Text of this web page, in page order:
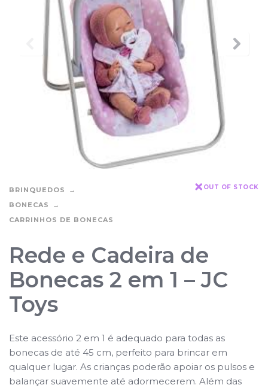
BRINQUEDOS
BONECAS
CARRINHOS DE BONECAS
OUT OF STOCK
Rede e Cadeira de
Bonecas 2 em 1 – JC
Toys
Este acessório 2 em 1 é adequado para todas as
bonecas de até 45 cm, perfeito para brincar em
qualquer lugar. As crianças poderão apoiar os pulsos e
balançar suavemente até adormecerem. Além das